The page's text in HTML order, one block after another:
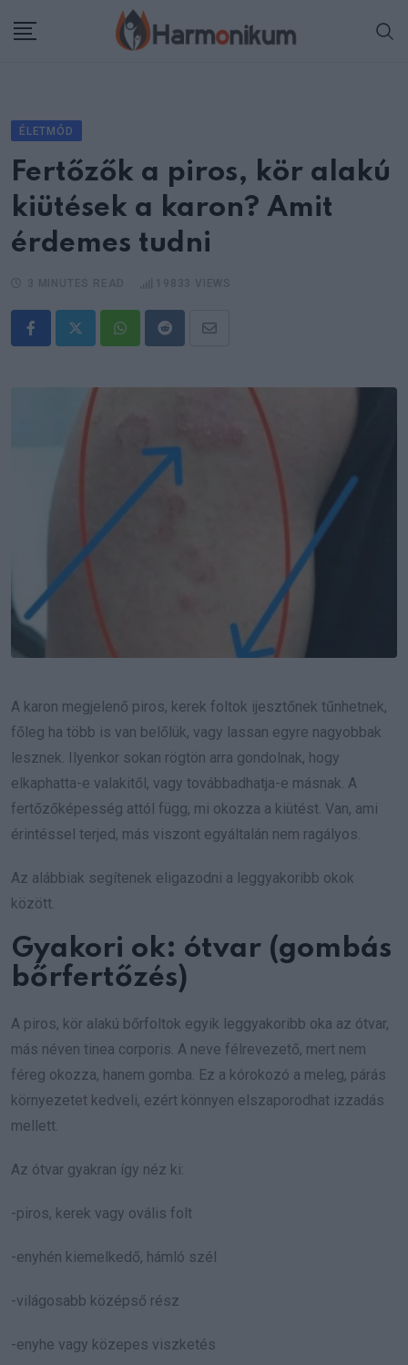
ÉLETMÓD
Fertőzők a piros, kör alakú
kiütések a karon? Amit
érdemes tudni
WhatsappRedditShare
Email
A karon megjelenő piros, kerek foltok ijesztőnek tűnhetnek,
főleg ha több is van belőlük, vagy lassan egyre nagyobbak
lesznek. Ilyenkor sokan rögtön arra gondolnak, hogy
elkaphatta-e valakitől, vagy továbbadhatja-e másnak. A
fertőzőképesség attól függ, mi okozza a kiütést. Van, ami
érintéssel terjed, más viszont egyáltalán nem ragályos.
Az alábbiak segítenek eligazodni a leggyakoribb okok
között.
Gyakori ok: ótvar (gombás
bőrfertőzés)
A piros, kör alakú bőrfoltok egyik leggyakoribb oka az ótvar,
más néven tinea corporis. A neve félrevezető, mert nem
féreg okozza, hanem gomba. Ez a kórokozó a meleg, párás
környezetet kedveli, ezért könnyen elszaporodhat izzadás
mellett.
Az ótvar gyakran így néz ki:
-piros, kerek vagy ovális folt
-enyhén kiemelkedő, hámló szél
-világosabb középső rész
-enyhe vagy közepes viszketés